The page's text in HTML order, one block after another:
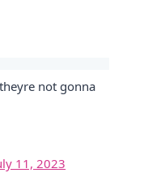
not gonna
11, 2023